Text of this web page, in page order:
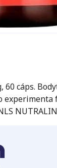
60 cáps.